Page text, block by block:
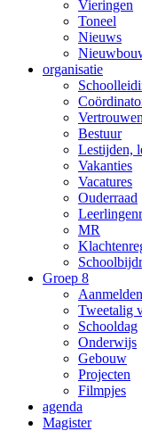
Vieringen
Toneel
Nieuws
organisatie
Bestuur
Lestijden,
Vakanties
Vacatures
Ouderraad
MR
Groep 8
Aanmelden
Tweetalig
Schooldag
Onderwijs
Gebouw
Projecten
Filmpjes
agenda
Magister